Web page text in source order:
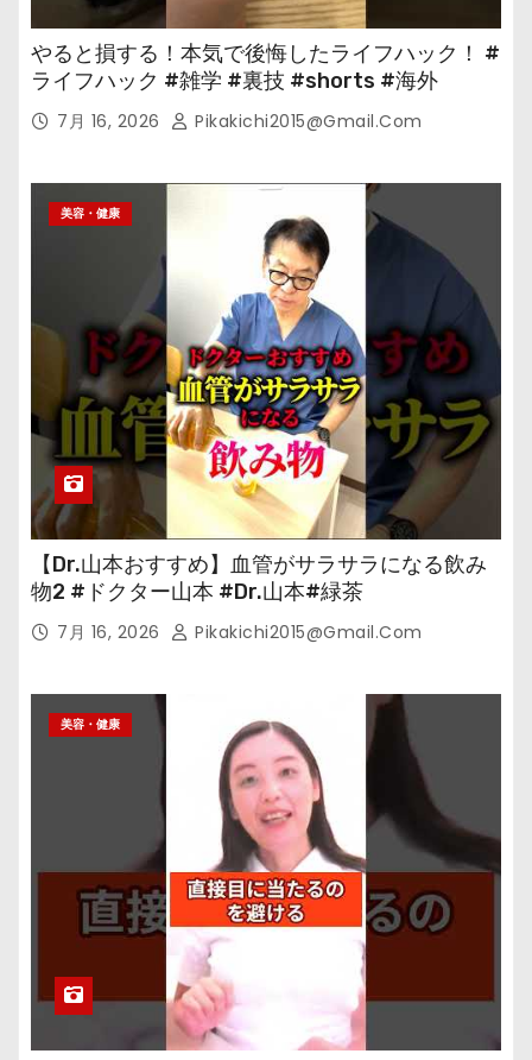
やると損する！本気で後悔したライフハック！ #
ライフハック #雑学 #裏技 #shorts #海外
7月 16, 2026 Pikakichi2015@gmail.com
美容・健康
【Dr.山本おすすめ】血管がサラサラになる飲み
物2 #ドクター山本 #Dr.山本#緑茶
7月 16, 2026 Pikakichi2015@gmail.com
美容・健康